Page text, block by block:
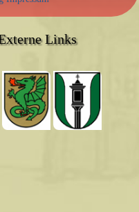
Links